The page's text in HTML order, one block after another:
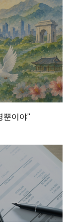
뿐이야"